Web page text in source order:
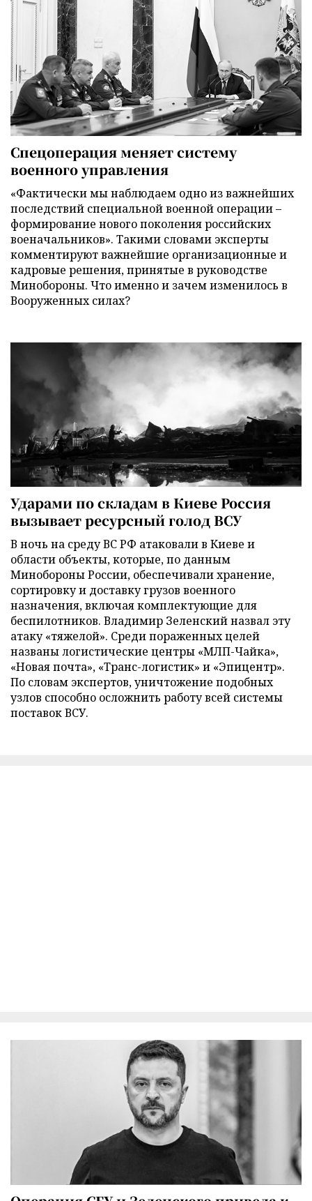
Спецоперация меняет систему
военного управления
«Фактически мы наблюдаем одно из важнейших
последствий специальной военной операции –
формирование нового поколения российских
военачальников». Такими словами эксперты
комментируют важнейшие организационные и
кадровые решения, принятые в руководстве
Минобороны. Что именно и зачем изменилось в
Вооруженных силах?
Ударами по складам в Киеве Россия
вызывает ресурсный голод ВСУ
В ночь на среду ВС РФ атаковали в Киеве и
области объекты, которые, по данным
Минобороны России, обеспечивали хранение,
сортировку и доставку грузов военного
назначения, включая комплектующие для
беспилотников. Владимир Зеленский назвал эту
атаку «тяжелой». Среди пораженных целей
названы логистические центры «МЛП-Чайка»,
«Новая почта», «Транс-логистик» и «Эпицентр».
По словам экспертов, уничтожение подобных
узлов способно осложнить работу всей системы
поставок ВСУ.